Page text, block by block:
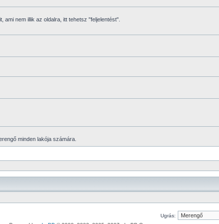
nem illik az oldalra, itt tehetsz "feljelentést".
minden lakója számára.
Ugrás: